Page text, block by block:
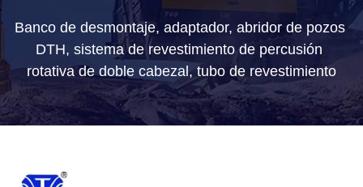
Brocas DTH
Tubos de perforación
Sistema de perforación de revestimiento
Plataforma de perforación
Servicio posventa
Solicitud
Blog
NOTICIAS
CONTÁCTENOS
Buscar
Banco de desmontaje, adaptador, abridor de pozos
DTH, sistema de revestimiento de percusión
rotativa de doble cabezal, tubo de revestimiento